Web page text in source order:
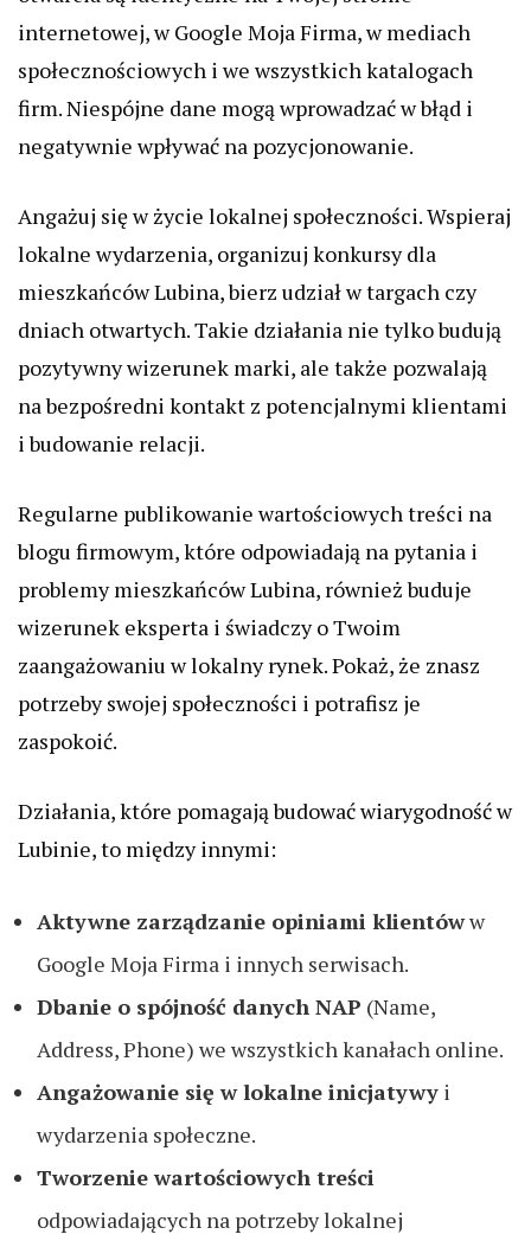
internetowej, w Google Moja Firma, w mediach
społecznościowych i we wszystkich katalogach
firm. Niespójne dane mogą wprowadzać w błąd i
negatywnie wpływać na pozycjonowanie.
Angażuj się w życie lokalnej społeczności. Wspieraj
lokalne wydarzenia, organizuj konkursy dla
mieszkańców Lubina, bierz udział w targach czy
dniach otwartych. Takie działania nie tylko budują
pozytywny wizerunek marki, ale także pozwalają
na bezpośredni kontakt z potencjalnymi klientami
i budowanie relacji.
Regularne publikowanie wartościowych treści na
blogu firmowym, które odpowiadają na pytania i
problemy mieszkańców Lubina, również buduje
wizerunek eksperta i świadczy o Twoim
zaangażowaniu w lokalny rynek. Pokaż, że znasz
potrzeby swojej społeczności i potrafisz je
zaspokoić.
Działania, które pomagają budować wiarygodność w
Lubinie, to między innymi:
Aktywne zarządzanie opiniami klientóww
Google Moja Firma i innych serwisach.
Dbanie o spójność danych NAP (Name,
Address, Phone) we wszystkich kanałach online.
Angażowanie się w lokalne inicjatywy i
wydarzenia społeczne.
Tworzenie wartościowych treści
odpowiadających na potrzeby lokalnej